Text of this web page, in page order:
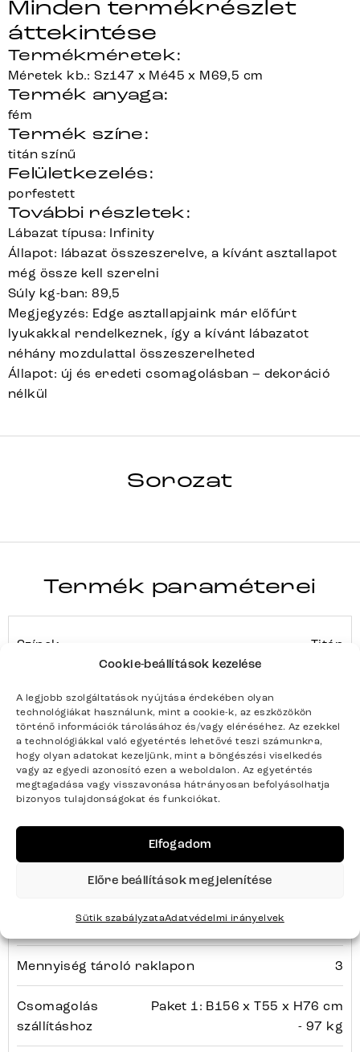
Cookie-beállítások kezelése
A legjobb szolgáltatások nyújtása érdekében olyan
technológiákat használunk, mint a cookie-k, az eszközökön
történő információk tárolásához és/vagy eléréséhez. Az ezekkel
a technológiákkal való egyetértés lehetővé teszi számunkra,
hogy olyan adatokat kezeljünk, mint a böngészési viselkedés
vagy az egyedi azonosító ezen a weboldalon. Az egyetértés
megtagadása vagy visszavonása hátrányosan befolyásolhatja
bizonyos tulajdonságokat és funkciókat.
Elfogadom
Előre beállítások megjelenítése
Sütik szabályzataAdatvédelmi irányelvek
Minden termékrészlet
áttekintése
Termékméretek:
Méretek kb.: Sz147 x Mé45 x M69,5 cm
Termék anyaga:
fém
Termék színe:
titán színű
Felületkezelés:
porfestett
További részletek:
Lábazat típusa: Infinity
Állapot: lábazat összeszerelve, a kívánt asztallapot
még össze kell szerelni
Súly kg-ban: 89,5
Megjegyzés: Edge asztallapjaink már előfúrt
lyukakkal rendelkeznek, így a kívánt lábazatot
néhány mozdulattal összeszerelheted
Állapot: új és eredeti csomagolásban – dekoráció
nélkül
Sorozat
INFINITY Teljes sorozat részletei
Termék paraméterei
Színek Titán
Bútortípus Étkezőasztalok
Szélesség
Magasság
Összeszerelési állapot Részben összeszerelve
Mennyiség tároló raklapon 3
Csomagolás
szállításhoz
Paket 1: B156 x T55 x H76 cm
- 97 kg